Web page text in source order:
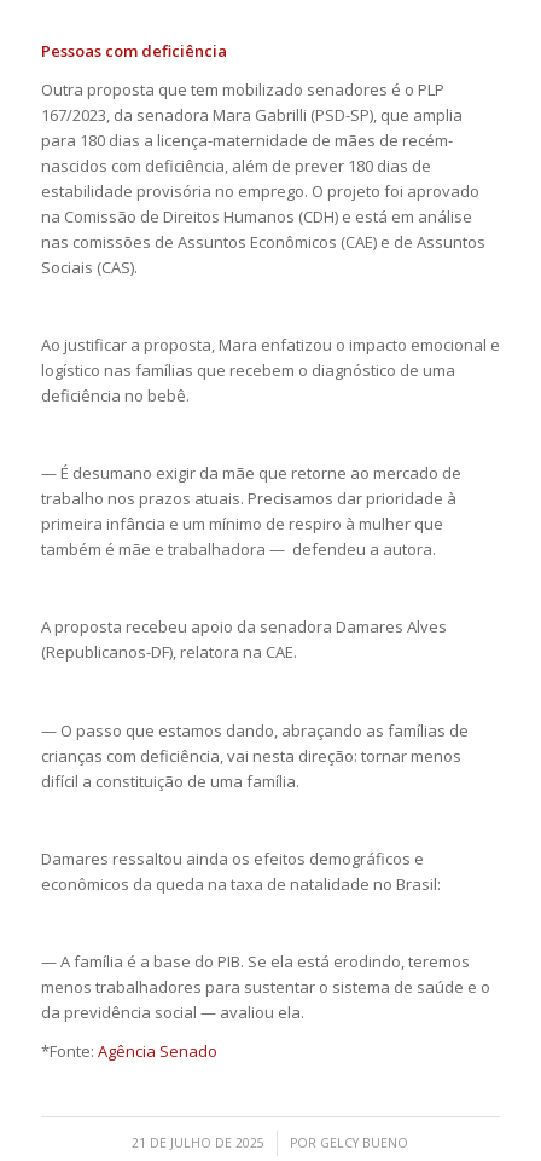
Pessoas com deficiência
Outra proposta que tem mobilizado senadores é o PLP
167/2023, da senadora Mara Gabrilli (PSD-SP), que amplia
para 180 dias a licença-maternidade de mães de recém-
nascidos com deficiência, além de prever 180 dias de
estabilidade provisória no emprego. O projeto foi aprovado
na Comissão de Direitos Humanos (CDH) e está em análise
nas comissões de Assuntos Econômicos (CAE) e de Assuntos
Sociais (CAS).
Ao justificar a proposta, Mara enfatizou o impacto emocional e
logístico nas famílias que recebem o diagnóstico de uma
deficiência no bebê.
— É desumano exigir da mãe que retorne ao mercado de
trabalho nos prazos atuais. Precisamos dar prioridade à
primeira infância e um mínimo de respiro à mulher que
também é mãe e trabalhadora — defendeu a autora.
A proposta recebeu apoio da senadora Damares Alves
(Republicanos-DF), relatora na CAE.
— O passo que estamos dando, abraçando as famílias de
crianças com deficiência, vai nesta direção: tornar menos
difícil a constituição de uma família.
Damares ressaltou ainda os efeitos demográficos e
econômicos da queda na taxa de natalidade no Brasil:
— A família é a base do PIB. Se ela está erodindo, teremos
menos trabalhadores para sustentar o sistema de saúde e o
da previdência social — avaliou ela.
*Fonte: Agência Senado
21 DE JULHO DE 2025
/ POR GELCY BUENO